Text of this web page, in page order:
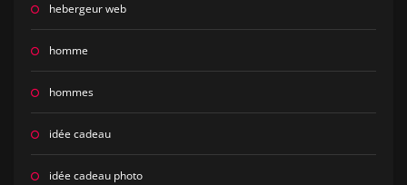
hebergeur web
homme
hommes
idée cadeau
idée cadeau photo